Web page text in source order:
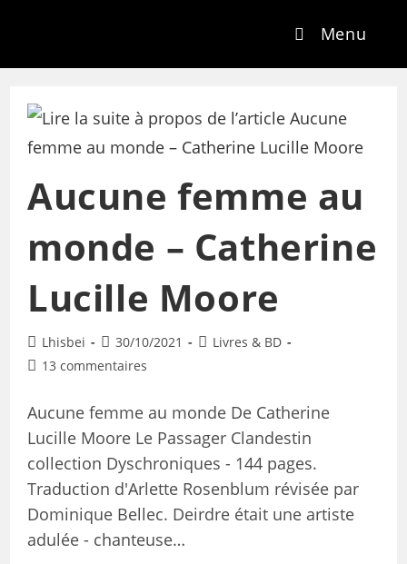
Menu
Aucune femme au
monde – Catherine
Lucille Moore
Lhisbei 30/10/2021
Livres & BD
13 commentaires
Aucune femme au monde De Catherine
Lucille Moore Le Passager Clandestin
collection Dyschroniques - 144 pages.
Traduction d'Arlette Rosenblum révisée par
Dominique Bellec. Deirdre était une artiste
adulée - chanteuse…